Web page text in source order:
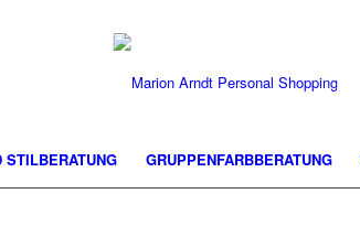
STILBERATUNG GRUPPENFARBBERATUNG